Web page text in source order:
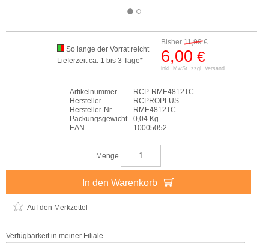
Bisher 11,99€
6,00 €
inkl. MwSt. zzgl. Versand
So lange der Vorrat reicht
Lieferzeit ca. 1 bis 3 Tage*
Artikelnummer
RCP-RME4812TC
Hersteller
RCPROPLUS
Hersteller-Nr.
RME4812TC
Packungsgewicht
0,04 Kg
EAN
10005052
Menge
In den Warenkorb
Auf den Merkzettel
Verfügbarkeit in meiner Filiale